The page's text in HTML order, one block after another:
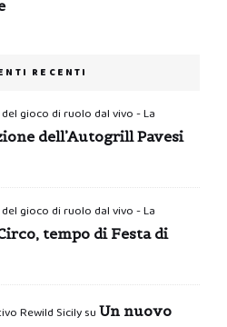
RECENTI
gioco di ruolo dal vivo - La
dell’Autogrill Pavesi
gioco di ruolo dal vivo - La
tempo di Festa di
Rewild Sicilysu Un nuovo